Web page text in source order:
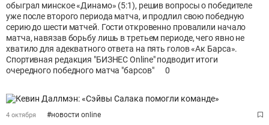
обыграл минское «Динамо» (5:1), решив вопросы о победителе
уже после второго периода матча, и продлил свою победную
серию до шести матчей. Гости откровенно провалили начало
матча, навязав борьбу лишь в третьем периоде, чего явно не
хватило для адекватного ответа на пять голов «Ак Барса».
Спортивная редакция "БИЗНЕС Online" подводит итоги
очередного победного матча "барсов"
0
4 октября #новости online